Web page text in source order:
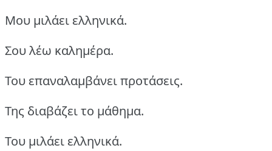
Μου μιλάει ελληνικά.
Σου λέω καλημέρα.
Του επαναλαμβάνει προτάσεις.
Της διαβάζει το μάθημα.
Του μιλάει ελληνικά.